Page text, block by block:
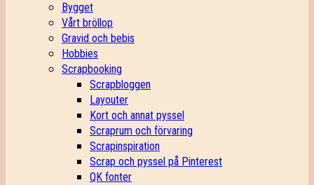
Bygget
Vårt bröllop
Gravid och bebis
Hobbies
Scrapbooking
Scrapbloggen
Layouter
Kort och annat pyssel
Scraprum och förvaring
Scrapinspiration
Scrap och pyssel på Pinterest
QK fonter